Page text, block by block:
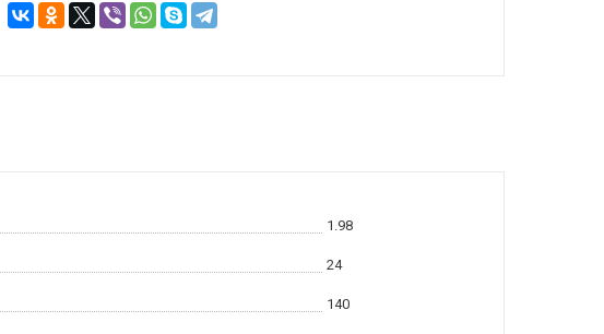
1.98
24
140